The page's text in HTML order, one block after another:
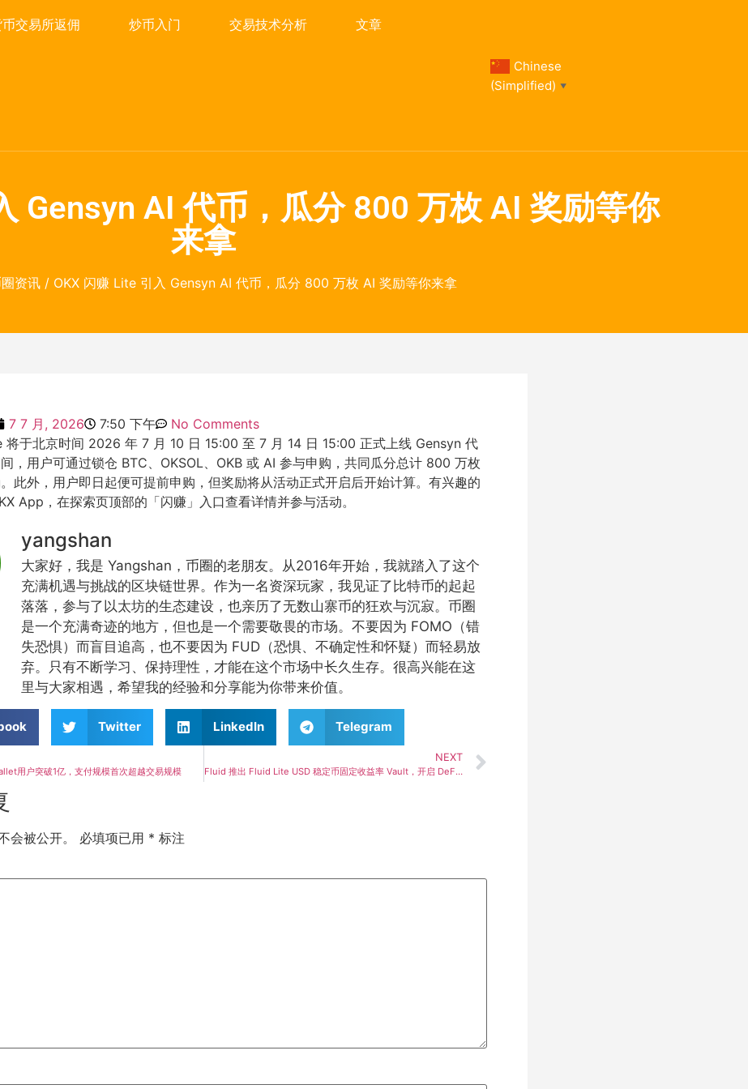
交易所返佣 炒币入门 交易技术分析 文章
Chinese
(Simplified) ▼
Gensyn AI 代币，瓜分 800 万枚 AI 奖励等你
来拿
资讯 / OKX 闪赚 Lite 引入 Gensyn AI 代币，瓜分 800 万枚 AI 奖励等你来拿
7 7 月, 2026 7:50 下午
No Comments
将于北京时间 2026 年 7 月 10 日 15:00 至 7 月 14 日 15:00 正式上线 Gensyn 代
，用户可通过锁仓 BTC、OKSOL、OKB 或 AI 参与申购，共同瓜分总计 800 万枚
此外，用户即日起便可提前申购，但奖励将从活动正式开启后开始计算。有兴趣的
App，在探索页顶部的「闪赚」入口查看详情并参与活动。
yangshan
大家好，我是 Yangshan，币圈的老朋友。从2016年开始，我就踏入了这个
充满机遇与挑战的区块链世界。作为一名资深玩家，我见证了比特币的起起
落落，参与了以太坊的生态建设，也亲历了无数山寨币的狂欢与沉寂。币圈
是一个充满奇迹的地方，但也是一个需要敬畏的市场。不要因为 FOMO（错
失恐惧）而盲目追高，也不要因为 FUD（恐惧、不确定性和怀疑）而轻易放
弃。只有不断学习、保持理性，才能在这个市场中长久生存。很高兴能在这
里与大家相遇，希望我的经验和分享能为你带来价值。
Twitter LinkedIn Telegram
用户突破1亿，支付规模首次超越交易规模
NEXT
Fluid 推出 Fluid Lite USD 稳定币固定收益率 Vault，开启 DeFi 收益新模式
会被公开。 必填项已用 * 标注